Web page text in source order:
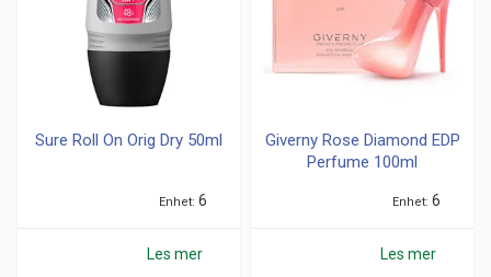
Sure Roll On Orig Dry 50ml
Enhet 6
Les mer
Giverny Rose Diamond EDP
Perfume 100ml
Enhet 6
Les mer